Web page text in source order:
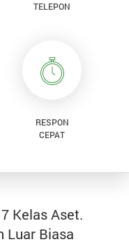
TELEPON
RESPON
CEPAT
Kelas Aset.
Luar Biasa